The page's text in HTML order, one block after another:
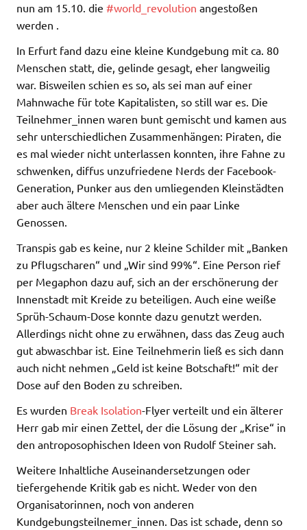
nun am 15.10. die #world_revolution angestoßen
werden .
In Erfurt fand dazu eine kleine Kundgebung mit ca. 80
Menschen statt, die, gelinde gesagt, eher langweilig
war. Bisweilen schien es so, als sei man auf einer
Mahnwache für tote Kapitalisten, so still war es. Die
Teilnehmer_innen waren bunt gemischt und kamen aus
sehr unterschiedlichen Zusammenhängen: Piraten, die
es mal wieder nicht unterlassen konnten, ihre Fahne zu
schwenken, diffus unzufriedene Nerds der Facebook-
Generation, Punker aus den umliegenden Kleinstädten
aber auch ältere Menschen und ein paar Linke
Genossen.
Transpis gab es keine, nur 2 kleine Schilder mit „Banken
zu Pflugscharen“ und „Wir sind 99%“. Eine Person rief
per Megaphon dazu auf, sich an der erschönerung der
Innenstadt mit Kreide zu beteiligen. Auch eine weiße
Sprüh-Schaum-Dose konnte dazu genutzt werden.
Allerdings nicht ohne zu erwähnen, dass das Zeug auch
gut abwaschbar ist. Eine Teilnehmerin ließ es sich dann
auch nicht nehmen „Geld ist keine Botschaft!“ mit der
Dose auf den Boden zu schreiben.
Es wurden Break Isolation-Flyer verteilt und ein älterer
Herr gab mir einen Zettel, der die Lösung der „Krise“ in
den antroposophischen Ideen von Rudolf Steiner sah.
Weitere Inhaltliche Auseinandersetzungen oder
tiefergehende Kritik gab es nicht. Weder von den
Organisatorinnen, noch von anderen
Kundgebungsteilnemer_innen. Das ist schade, denn so